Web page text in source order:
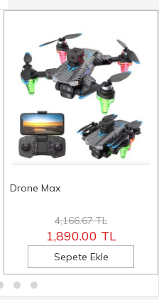
Drone Max
4,166.67 TL
1,890.00 TL
Sepete Ekle